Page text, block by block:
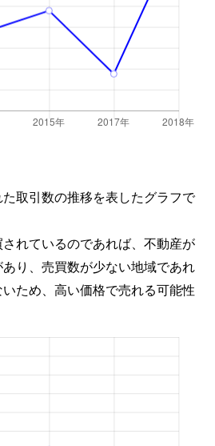
取引数の推移を表したグラフで
れているのであれば、不動産が
り、売買数が少ない地域であれ
ため、高い価格で売れる可能性